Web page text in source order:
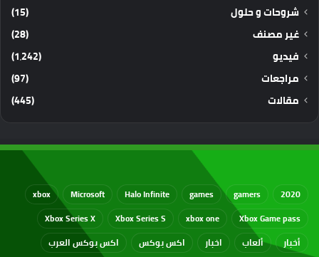
شروحات و حلول
(15)
غير مصنف
(28)
فيديو
(1٬242)
مراجعات
(97)
مقالات
(445)
2020
gamers
games
Halo Infinite
Microsoft
xbox
Xbox Game pass
xbox one
Xbox Series S
Xbox Series X
أخبار
ألعاب اخبار اكس بوكس
اكس بوكس العرب